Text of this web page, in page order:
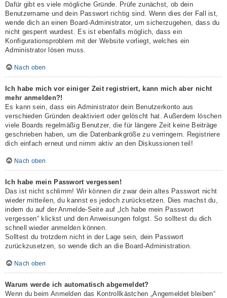
Dafür gibt es viele mögliche Gründe. Prüfe zunächst, ob dein
Benutzername und dein Passwort richtig sind. Wenn dies der Fall ist,
wende dich an einen Board-Administrator, um sicherzugehen, dass du
nicht gesperrt wurdest. Es ist ebenfalls möglich, dass ein
Konfigurationsproblem mit der Website vorliegt, welches ein
Administrator lösen muss.
Nach oben
Ich habe mich vor einiger Zeit registriert, kann mich aber nicht
mehr anmelden?!
Es kann sein, dass ein Administrator dein Benutzerkonto aus
verschieden Gründen deaktiviert oder gelöscht hat. Außerdem löschen
viele Boards regelmäßig Benutzer, die für längere Zeit keine Beiträge
geschrieben haben, um die Datenbankgröße zu verringern. Registriere
dich einfach erneut und nimm aktiv an den Diskussionen teil!
Nach oben
Ich habe mein Passwort vergessen!
Das ist nicht schlimm! Wir können dir zwar dein altes Passwort nicht
wieder mitteilen, du kannst es jedoch zurücksetzen. Dies machst du,
indem du auf der Anmelde-Seite auf „Ich habe mein Passwort
vergessen“ klickst und den Anweisungen folgst. So solltest du dich
schnell wieder anmelden können.
Solltest du trotzdem nicht in der Lage sein, dein Passwort
zurückzusetzen, so wende dich an die Board-Administration.
Nach oben
Warum werde ich automatisch abgemeldet?
Wenn du beim Anmelden das Kontrollkästchen „Angemeldet bleiben“